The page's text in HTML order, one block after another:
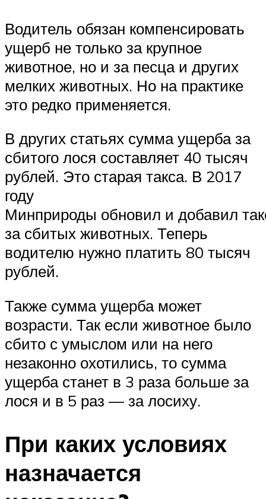
Водитель обязан компенсировать
ущерб не только за крупное
животное, но и за песца и других
мелких животных. Но на практике
это редко применяется.
В других статьях сумма ущерба за
сбитого лося составляет 40 тысяч
рублей. Это старая такса. В 2017
году
Минприроды обновил и добавил
за сбитых животных. Теперь
водителю нужно платить 80 тысяч
рублей.
Также сумма ущерба может
возрасти. Так если животное было
сбито с умыслом или на него
незаконно охотились, то сумма
ущерба станет в 3 раза больше за
лося и в 5 раз — за лосиху.
При каких условиях
назначается